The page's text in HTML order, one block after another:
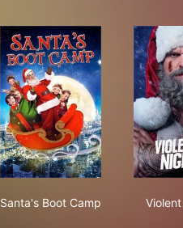
Santa's Boot Camp